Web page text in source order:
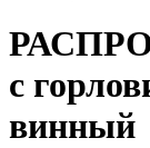
с
винный